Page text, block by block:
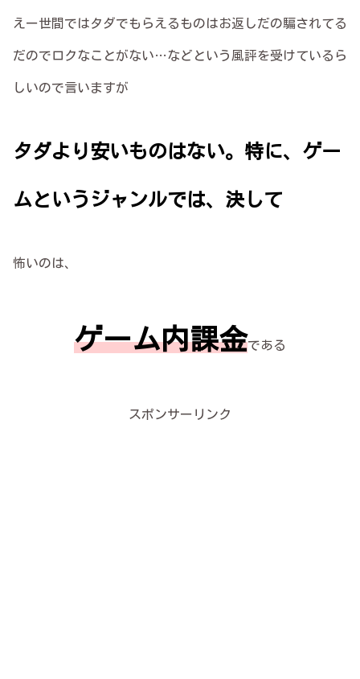
えー世間ではタダでもらえるものはお返しだの騙されてる
だのでロクなことがない…などという風評を受けているら
しいので言いますが
タダより安いものはない。特に、ゲー
ムというジャンルでは、決して
怖いのは、
ゲーム内課金である
スポンサーリンク